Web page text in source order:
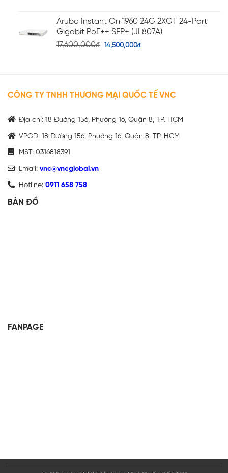
Aruba Instant On 1960 24G 2XGT 24-Port
Gigabit PoE++ SFP+ (JL807A)
17,600,000₫ 14,500,000₫
CÔNG TY TNHH THƯƠNG MẠI QUỐC TẾ VNC
Địa chỉ: 18 Đường 156, Phường 16, Quận 8, TP. HCM
VPGD: 18 Đường 156, Phường 16, Quận 8, TP. HCM
MST: 0316818391
Email: vnc@vncglobal.vn
Hotline: 0911 658 758
BẢN ĐỒ
FANPAGE